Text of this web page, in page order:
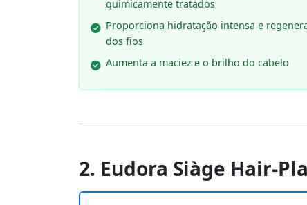
quimicamente tratados
Proporciona hidratação intensa e
dos fios
Aumenta a maciez e o brilho do cabelo
2. Eudora Siàge Hair-